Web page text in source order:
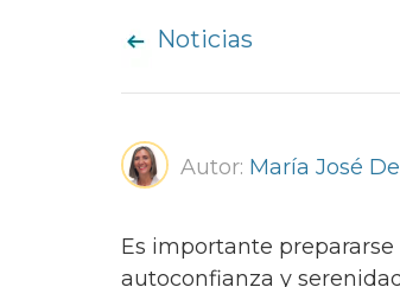
Noticias
Autor: María José
Es importante
autoconfianza y